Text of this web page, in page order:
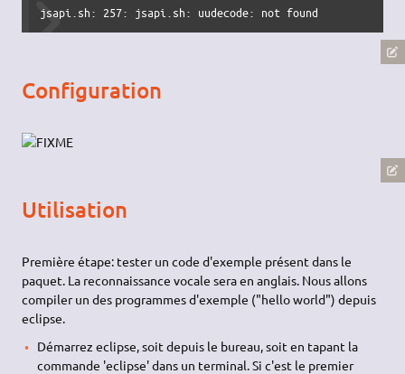
jsapi.sh: 257: jsapi.sh: uudecode: not found
Configuration
Utilisation
Première étape: tester un code d'exemple présent dans le
paquet. La reconnaissance vocale sera en anglais. Nous allons
compiler un des programmes d'exemple ("hello world") depuis
eclipse.
Démarrez eclipse, soit depuis le bureau, soit en tapant la
commande 'eclipse' dans un terminal. Si c'est le premier